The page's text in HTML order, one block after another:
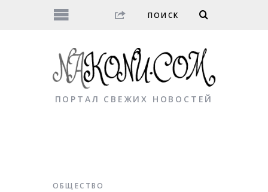
ПОРТАЛ СВЕЖИХ НОВОСТЕЙ
ОБЩЕСТВО